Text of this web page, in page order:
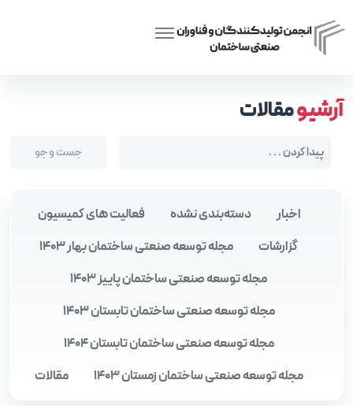
آرشیومقالات
اخبار دسته‌بندی نشده
فعالیت های کمیسیون
گزارشات
مجله توسعه صنعتی ساختمان بهار 1403
مجله توسعه صنعتی ساختمان پاییز 1403
مجله توسعه صنعتی ساختمان تابستان 1403
مجله توسعه صنعتی ساختمان تابستان 1404
مجله توسعه صنعتی ساختمان زمستان 1403
مقالات